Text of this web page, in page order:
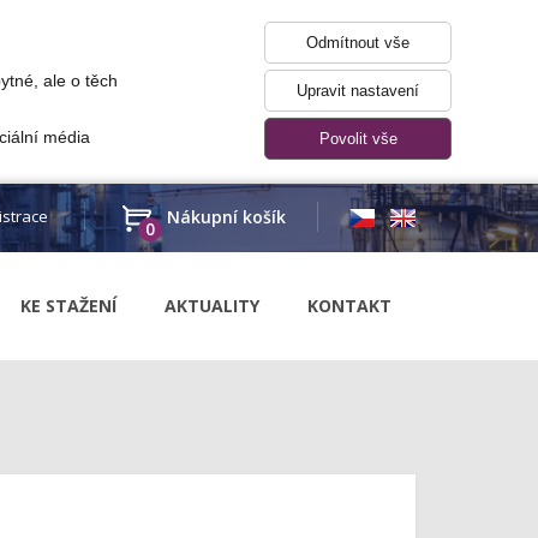
ale o těch
média Povolit vše
Upravit nastavení
Odmítnout vše
KE STAŽENÍ AKTUALITY KONTAKT
0
Nákupní košík